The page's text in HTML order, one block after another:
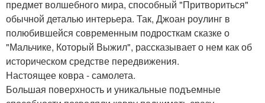
предмет волшебного мира, способный "Притвориться"
обычной деталью интерьера. Так, Джоан роулинг в
полюбившейся современным подросткам сказке о
"Мальчике, Который Выжил", рассказывает о нем как об
историческом средстве передвижения.
Настоящее ковра - самолета.
Большая поверхность и уникальные подъемные